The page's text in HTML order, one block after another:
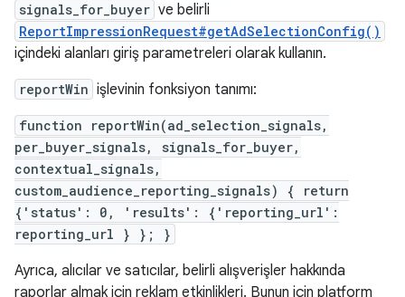
signals_for_buyer ve belirli
ReportImpressionRequest#getAdSelectionConfig()
içindeki alanları giriş parametreleri olarak kullanın.
reportWin işlevinin fonksiyon tanımı:
function reportWin(ad_selection_signals,
per_buyer_signals, signals_for_buyer,
contextual_signals,
custom_audience_reporting_signals) { return
{'status': 0, 'results': {'reporting_url':
reporting_url } }; }
Ayrıca, alıcılar ve satıcılar, belirli alışverişler hakkında
raporlar almak için reklam etkinlikleri. Bunun için platform